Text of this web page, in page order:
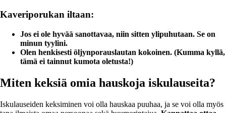
Kaveriporukan iltaan:
Jos ei ole hyvää sanottavaa, niin sitten ylipuhutaan. Se on
minun tyylini.
Olen henkisesti öljynporauslautan kokoinen. (Kumma kyllä,
tämä ei tainnut kumota oletusta!)
Miten keksiä omia hauskoja iskulauseita?
Iskulauseiden keksiminen voi olla hauskaa puuhaa, ja se voi olla myös